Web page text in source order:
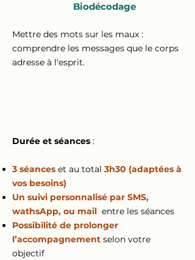
Biodécodage
Mettre des mots sur les maux :
comprendre les messages que le corps
adresse à l'esprit.
Durée et séances :
3 séances et au total 3h30 (adaptées à
vos besoins)
Un suivi personnalisé par SMS,
wathsApp, ou mail entre les séances
Possibilité de prolonger
l’accompagnement selon votre
objectif